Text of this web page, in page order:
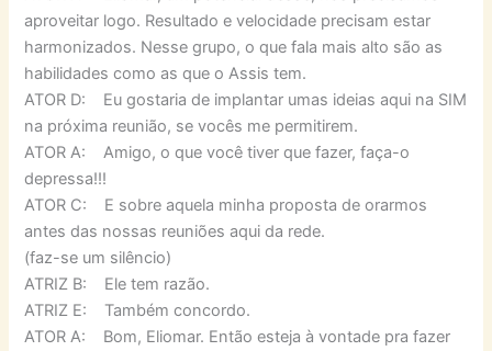
aproveitar logo. Resultado e velocidade precisam estar
harmonizados. Nesse grupo, o que fala mais alto são as
habilidades como as que o Assis tem.
ATOR D: Eu gostaria de implantar umas ideias aqui na SIM
na próxima reunião, se vocês me permitirem.
ATOR A: Amigo, o que você tiver que fazer, faça-o
depressa!!!
ATOR C: E sobre aquela minha proposta de orarmos
antes das nossas reuniões aqui da rede.
(faz-se um silêncio)
ATRIZ B: Ele tem razão.
ATRIZ E: Também concordo.
ATOR A: Bom, Eliomar. Então esteja à vontade pra fazer